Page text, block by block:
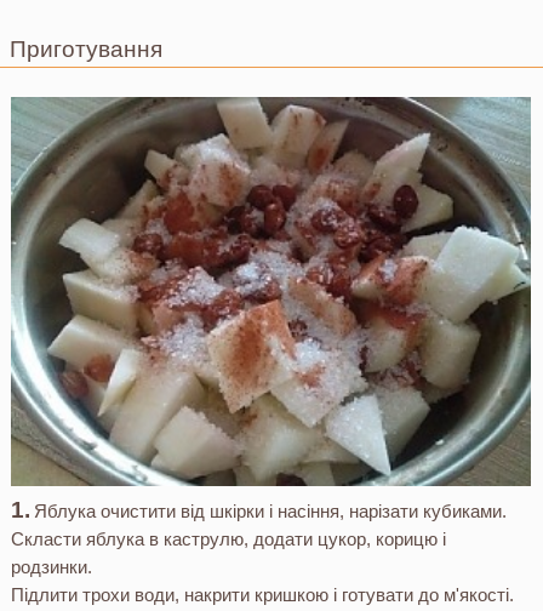
Приготування
Яблука очистити від шкірки і насіння, нарізати кубиками.
Скласти яблука в каструлю, додати цукор, корицю і
родзинки.
Підлити трохи води, накрити кришкою і готувати до м'якості.